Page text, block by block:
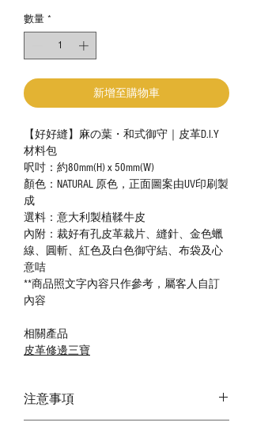
數量 *
新增至購物車
【好好縫】麻の葉・和式御守｜皮革D.I.Y
材料包
呎吋：約80mm(H) x 50mm(W)
顏色：NATURAL 原色，正面圖案由UV印刷製
成
選料：意大利製植鞣牛皮
內附：裁好有孔皮革裁片、縫針、金色蠟
線、圓斬、紅色及白色御守結、布袋及心
意咭
**商品照文字內容只作參考，屬客人自訂
內容
相關產品
皮革修邊三寶
注意事項